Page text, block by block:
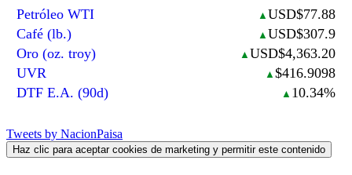
Petróleo WTI
▲ USD$77.88
Café (lb.)
▲ USD$307.9
Oro (oz. troy)
▲ USD$4,363.20
UVR
▲ $416.9098
DTF E.A. (90d)
▲ 10.34%
Tweets by NacionPaisa
Haz clic para aceptar cookies de marketing y permitir este contenido